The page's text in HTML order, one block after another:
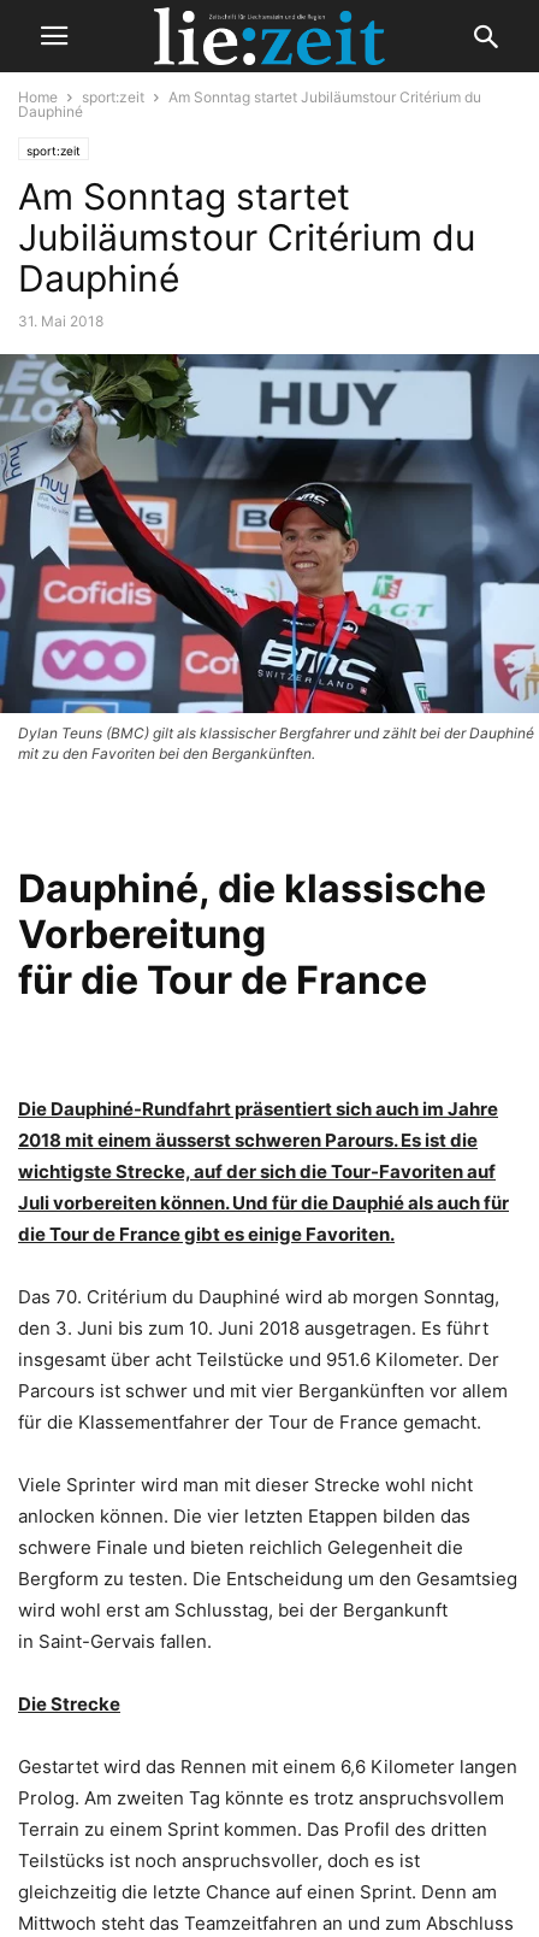
Home sport:zeit
Am Sonntag startet Jubiläumstour Critérium du
Dauphiné
sport:zeit
Am Sonntag startet
Jubiläumstour Critérium du
Dauphiné
31. Mai 2018
Dylan Teuns (BMC) gilt als klassischer Bergfahrer und zählt bei der Dauphiné
mit zu den Favoriten bei den Bergankünften.
Dauphiné, die klassische
Vorbereitung
für die Tour de France
Die Dauphiné-Rundfahrt präsentiert sich auch im Jahre
2018 mit einem äusserst schweren Parours. Es ist die
wichtigste Strecke, auf der sich die Tour-Favoriten auf
Juli vorbereiten können. Und für die Dauphié als auch für
die Tour de France gibt es einige Favoriten.
Das 70. Critérium du Dauphiné wird ab morgen Sonntag,
den 3. Juni bis zum 10. Juni 2018 ausgetragen. Es führt
insgesamt über acht Teilstücke und 951.6 Kilometer. Der
Parcours ist schwer und mit vier Bergankünften vor allem
für die Klassementfahrer der Tour de France gemacht.
Viele Sprinter wird man mit dieser Strecke wohl nicht
anlocken können. Die vier letzten Etappen bilden das
schwere Finale und bieten reichlich Gelegenheit die
Bergform zu testen. Die Entscheidung um den Gesamtsieg
wird wohl erst am Schlusstag, bei der Bergankunft
in Saint-Gervais fallen.
Die Strecke
Gestartet wird das Rennen mit einem 6,6 Kilometer langen
Prolog. Am zweiten Tag könnte es trotz anspruchsvollem
Terrain zu einem Sprint kommen. Das Profil des dritten
Teilstücks ist noch anspruchsvoller, doch es ist
gleichzeitig die letzte Chance auf einen Sprint. Denn am
Mittwoch steht das Teamzeitfahren an und zum Abschluss